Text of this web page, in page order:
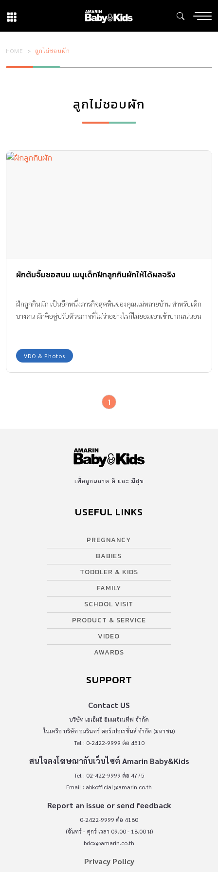
HOME ลูกไม่ชอบผัก
ลูกไม่ชอบผัก
ผักต้มจิ้มซอสนม เมนูเด็กฝึกลูกกินผักให้ได้ผลจริง
ฝึกลูกกินผัก เป็นอีกหนึ่งภารกิจสุดหินของคุณแม่หลายบ้าน สำหรับเด็ก
บางคน ผักคือคู่ปรับตัวฉกาจที่ไม่ว่าอย่างไรก็ไม่ยอมเอาเข้าปากแน่นอน
VDO & Photos
1
เพื่อลูกฉลาด ดี และ มีสุข
USEFUL LINKS
PREGNANCY
BABIES
TODDLER & KIDS
FAMILY
SCHOOL VISIT
PRODUCT & SERVICE
VIDEO
AWARDS
SUPPORT
Contact US
บริษัท เอเอ็มอี อิมเมจิเนทีฟ จำกัด
ในเครือ บริษัท อมรินทร์ คอร์เปอเรชั่นส์ จำกัด (มหาชน)
Tel : 0-2422-9999 ต่อ 4510
สนใจลงโฆษณากับเว็บไซต์ Amarin Baby&Kids
Tel : 02-422-9999 ต่อ 4775
Email : abkofficial@amarin.co.th
Report an issue or send feedback
0-2422-9999 ต่อ 4180
(จันทร์ - ศุกร์ เวลา 09.00 - 18.00 น)
bdcx@amarin.co.th
Privacy Policy